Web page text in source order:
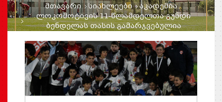
მთავარი სიახლეები
აკადემია
ლოკომოტივის 11-წლამდელთა გუნდი
ბენდელას თასის გამარჯვებულია